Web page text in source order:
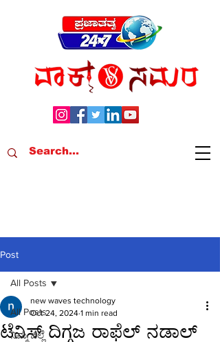
Post
All Posts
ನಿಮ್ಮ ಜಿಲ್ಲೆ
All Posts
ಟೆನಿಸ್‌ ದಿಗ್ಗಜ ರಾಫೆಲ್ ನಡಾಲ್
new waves technology
Oct 24, 2024 1 min read